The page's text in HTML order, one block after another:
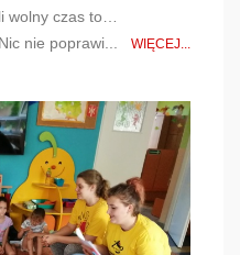
wolny czas to…
nie poprawi... WIĘCEJ...